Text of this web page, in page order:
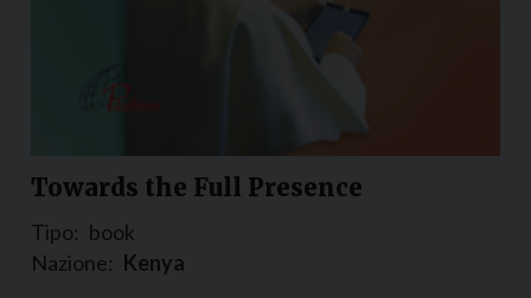
Towards the Full Presence
Tipo: book
Nazione: Kenya